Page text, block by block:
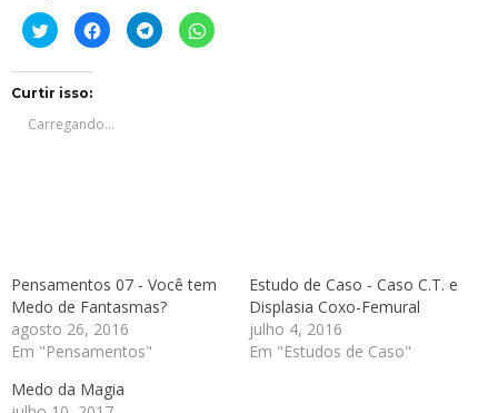
Clique
para
compartilhar
em
janela)
Clique
para
compartilhar
janela)
Clique
para
compartilhar
Clique
para
Curtir isso:
Carregando...
Pensamentos 07 - Você tem
Medo de Fantasmas?
agosto 26, 2016
Em "Pensamentos"
Estudo de Caso - Caso C.T. e
Displasia Coxo-Femural
julho 4, 2016
Em "Estudos de Caso"
Medo da Magia